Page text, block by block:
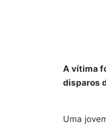
A vítima
disparos
Uma